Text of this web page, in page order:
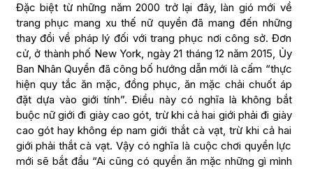
Đặc biệt từ những năm 2000 trở lại đây, làn gió mới về
trang phục mang xu thế nữ quyền đã mang đến những
thay đổi về pháp lý đối với trang phục nơi công sở. Đơn
cử, ở thành phố New York, ngày 21 tháng 12 năm 2015, Ủy
Ban Nhân Quyền đã công bố hướng dẫn mới là cấm “thực
hiện quy tắc ăn mặc, đồng phục, ăn mặc chải chuốt áp
đặt dựa vào giới tính”. Điều này có nghĩa là không bắt
buộc nữ giới đi giày cao gót, trừ khi cả hai giới phải đi giày
cao gót hay không ép nam giới thắt cà vạt, trừ khi cả hai
giới phải thắt cà vạt. Vậy có nghĩa là cuộc chơi quyền lực
mới sẽ bắt đầu “Ai cũng có quyền ăn mặc những gì mình